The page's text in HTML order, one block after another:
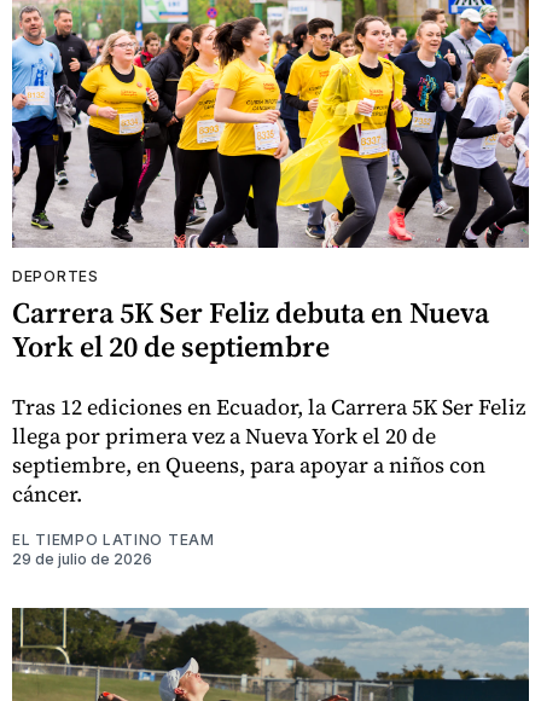
DEPORTES
Carrera 5K Ser Feliz debuta en Nueva
York el 20 de septiembre
Tras 12 ediciones en Ecuador, la Carrera 5K Ser Feliz
llega por primera vez a Nueva York el 20 de
septiembre, en Queens, para apoyar a niños con
cáncer.
EL TIEMPO LATINO TEAM
29 de julio de 2026